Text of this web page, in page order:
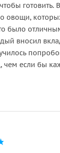
готовить.
овощи,
было
вносил
если бы